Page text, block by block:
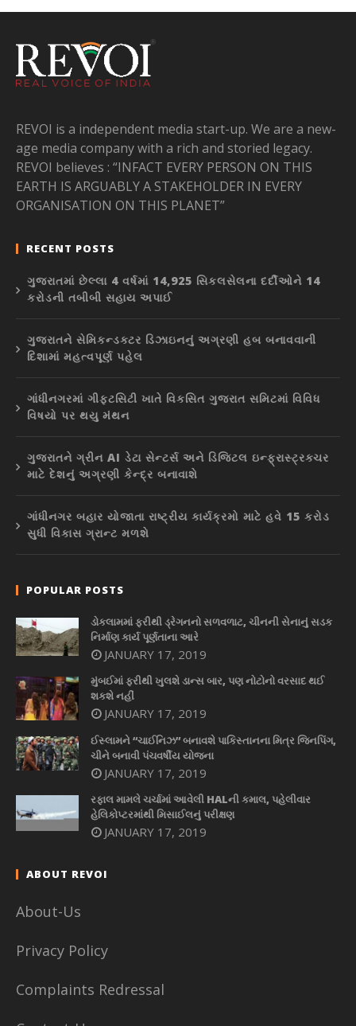
REVOI is a independent media start-up. We are a new-
age media company with a rich and storied legacy.
REVOI believes : “INFACT EVERY PERSON ON THIS
EARTH IS ARGUABLY A STAKEHOLDER IN EVERY
ORGANISATION ON THIS PLANET”
RECENT POSTS
ગુજરાતમાં છેલ્લા 4 વર્ષમાં 14,925 સિકલસેલના દર્દીઓને 14
કરોડની તબીબી સહાય અપાઈ
ગુજરાતને સેમિકન્ડક્ટર ડિઝાઇનનું અગ્રણી હબ બનાવવાની
દિશામાં મહત્વપૂર્ણ પહેલ
ગાંધીનગરમાં ગીફ્ટસિટી ખાતે વિકસિત ગુજરાત સમિટમાં વિવિધ
વિષયો પર થયુ મંથન
ગુજરાતને ગ્રીન AI ડેટા સેન્ટર્સ અને ડિજિટલ ઇન્ફ્રાસ્ટ્રક્ચર
માટે દેશનું અગ્રણી કેન્દ્ર બનાવાશે
ગાંધીનગર બહાર યોજાતા રાષ્ટ્રીય કાર્યક્રમો માટે હવે 15 કરોડ
સુધી વિકાસ ગ્રાન્ટ મળશે
POPULAR POSTS
ડોકલામમાં ફરીથી ડ્રેગનનો સળવળાટ, ચીનની સેનાનું સડક
નિર્માણ કાર્ય પૂર્ણતાના આરે
JANUARY 17, 2019
મુંબઈમાં ફરીથી ખુલશે ડાન્સ બાર, પણ નોટોનો વરસાદ થઈ
શકશે નહીં
JANUARY 17, 2019
ઈસ્લામને “ચાઈનિઝ” બનાવશે પાકિસ્તાનના મિત્ર જિનપિંગ,
ચીને બનાવી પંચવર્ષીય યોજના
JANUARY 17, 2019
રફાલ મામલે ચર્ચામાં આવેલી HALની કમાલ, પહેલીવાર
હેલિકોપ્ટરમાંથી મિસાઈલનું પરીક્ષણ
JANUARY 17, 2019
ABOUT REVOI
About-Us
Privacy Policy
Complaints Redressal